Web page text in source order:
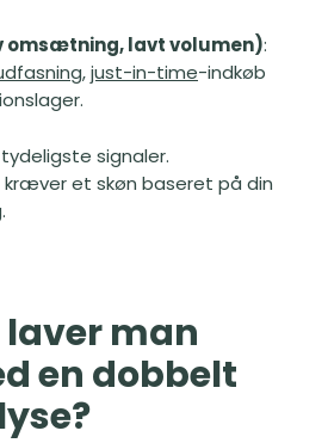
omsætning, lavt volumen):
,just-in-time-indkøb
signaler.
et skøn baseret på din
laver man
en dobbelt